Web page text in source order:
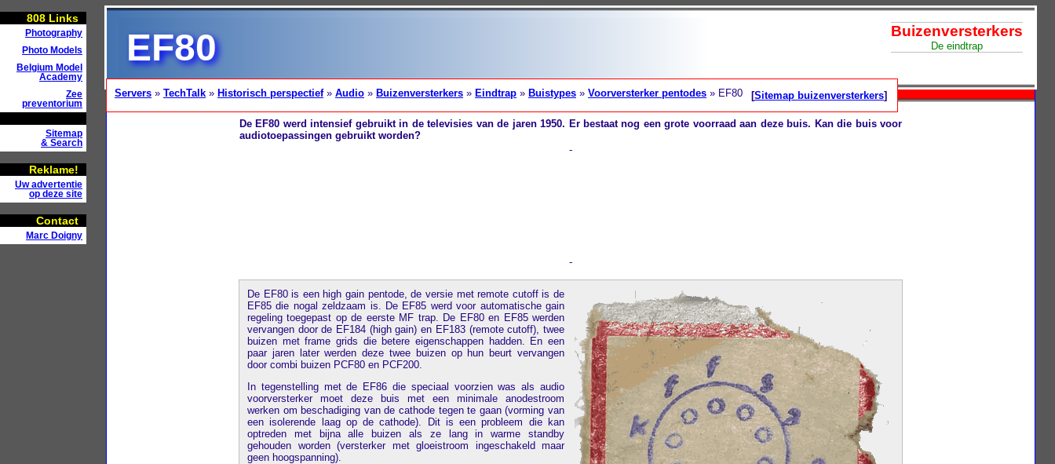
808 Links
Photography
Photo Models
Belgium Model
Academy
Zee
preventorium
Sitemap
& Search
Reklame!
Uw advertentie
op deze site
Contact
Marc Doigny
Buizenversterkers
De eindtrap
EF80
[Sitemap buizenversterkers]
Servers » TechTalk » Historisch perspectief» Audio » Buizenversterkers » Eindtrap » Buistypes » Voorversterker pentodes » EF80
De EF80 werd intensief gebruikt in de televisies van de jaren 1950. Er bestaat nog een grote voorraad aan deze buis. Kan die buis voor
audiotoepassingen gebruikt worden?
-
-
De EF80 is een high gain pentode, de versie met remote cutoff is de
EF85 die nogal zeldzaam is. De EF85 werd voor automatische gain
regeling toegepast op de eerste MF trap. De EF80 en EF85 werden
vervangen door de EF184 (high gain) en EF183 (remote cutoff), twee
buizen met frame grids die betere eigenschappen hadden. En een
paar jaren later werden deze twee buizen op hun beurt vervangen
door combi buizen PCF80 en PCF200.
In tegenstelling met de EF86 die speciaal voorzien was als audio
voorversterker moet deze buis met een minimale anodestroom
werken om beschadiging van de cathode tegen te gaan (vorming van
een isolerende laag op de cathode). Dit is een probleem die kan
optreden met bijna alle buizen als ze lang in warme standby
gehouden worden (versterker met gloeistroom ingeschakeld maar
geen hoogspanning).